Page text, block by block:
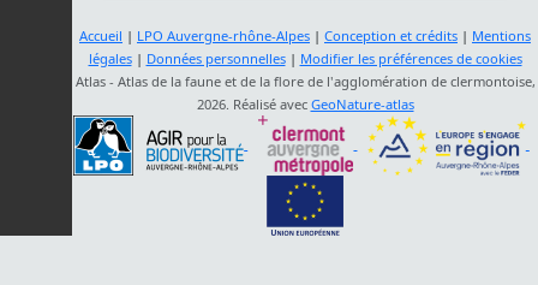
Accueil | LPO Auvergne-rhône-Alpes | Conception et crédits | Mentions
légales| Données personnelles| Modifier les préférences de cookies
Atlas - Atlas de la faune et de la flore de l'agglomération de clermontoise,
2026. Réalisé avec GeoNature-atlas